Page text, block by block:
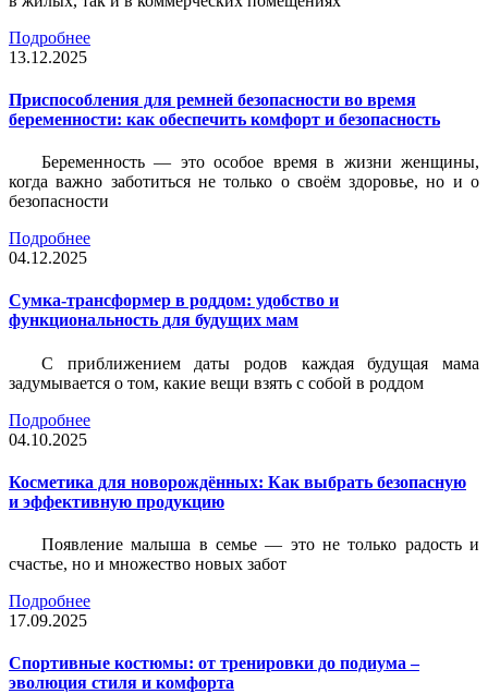
Подробнее
13.12.2025
Приспособления для ремней безопасности во время
беременности: как обеспечить комфорт и безопасность
Беременность — это особое время в жизни женщины,
когда важно заботиться не только о своём здоровье, но и о
безопасности
Подробнее
04.12.2025
Сумка-трансформер в роддом: удобство и
функциональность для будущих мам
С приближением даты родов каждая будущая мама
задумывается о том, какие вещи взять с собой в роддом
Подробнее
04.10.2025
Косметика для новорождённых: Как выбрать безопасную
и эффективную продукцию
Появление малыша в семье — это не только радость и
счастье, но и множество новых забот
Подробнее
17.09.2025
Спортивные костюмы: от тренировки до подиума –
эволюция стиля и комфорта